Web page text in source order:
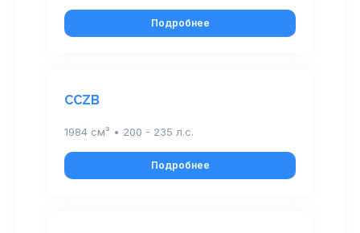
Подробнее
CCZB
1984 см³ • 200 - 235 л.с.
Подробнее